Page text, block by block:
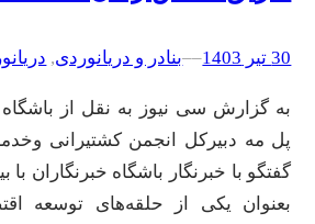
30 تیر 1403 –
–بنادر و دریانوردی,
به گزارش سی نیوز به نقل از
پل مه دبیرکل انجمن کشتیرانی
گفتگو با خبرنگار باشگاه خبرنگاران با
بعنوان یکی از حلقه‌های توسعه